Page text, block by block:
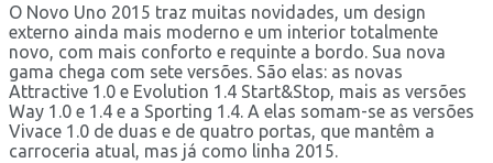
O Novo Uno 2015 traz muitas novidades, um design
externo ainda mais moderno e um interior totalmente
novo, com mais conforto e requinte a bordo. Sua nova
gama chega com sete versões. São elas: as novas
Attractive 1.0 e Evolution 1.4 Start&Stop, mais as versões
Way 1.0 e 1.4 e a Sporting 1.4. A elas somam-se as versões
Vivace 1.0 de duas e de quatro portas, que mantêm a
carroceria atual, mas já como linha 2015.